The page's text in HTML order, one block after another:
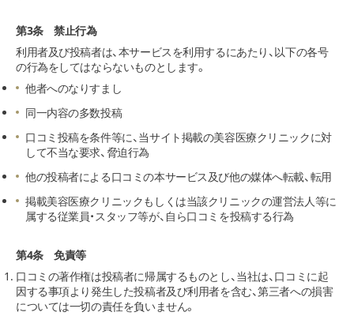
第3条 禁止行為
利用者及び投稿者は、本サービスを利用するにあたり、以下の各号
の行為をしてはならないものとします。
他者へのなりすまし
同一内容の多数投稿
口コミ投稿を条件等に、当サイト掲載の美容医療クリニックに対
して不当な要求、脅迫行為
他の投稿者による口コミの本サービス及び他の媒体へ転載、転用
掲載美容医療クリニックもしくは当該クリニックの運営法人等に
属する従業員・スタッフ等が、自ら口コミを投稿する行為
第4条 免責等
口コミの著作権は投稿者に帰属するものとし、当社は、口コミに起
因する事項より発生した投稿者及び利用者を含む、第三者への損害
については一切の責任を負いません。